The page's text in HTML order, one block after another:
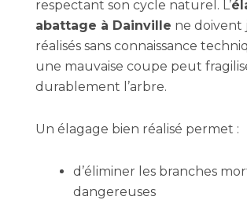
respectant son cycle naturel. L’
abattage à Dainville ne doivent
réalisés sans connaissance
une mauvaise coupe peut
durablement l’arbre.
Un élagage bien réalisé permet :
d’éliminer les branches
dangereuses